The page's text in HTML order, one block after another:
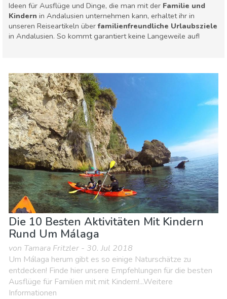
Ideen für Ausflüge und Dinge, die man mit der Familie und
Kindern in Andalusien unternehmen kann, erhaltet ihr in
unseren Reiseartikeln überfamilienfreundliche Urlaubsziele
in Andalusien. So kommt garantiert keine Langeweile auf!
Essen & Restaurants
Familienspaß
Lokale Veranstaltungen
Museen & Kunst
Nachtleben & Bars
Natur & Freizeit
Sport & Abenteuer
Strände
Die 10 Besten Aktivitäten Mit Kindern
Rund Um Málaga
von Tamara Fritzler - 30. Jul 2018
Um Málaga herum gibt es so einige Naturschätze zu
entdecken! Finde hier unsere Empfehlungen für die besten
Ausflüge für Familien mit mit Kindern!...Weitere
Informationen